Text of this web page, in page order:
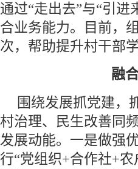
通过“走出去”与“引
合业务能力。目前，
次，帮助提升村干部
融
围绕发展抓党建，
村治理、民生改善同
发展动能。一是做强
行“党组织+合作社+